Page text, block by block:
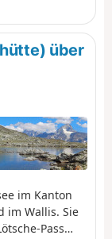
in die Stadt
zahlreiche
über
im Kanton
im Wallis. Sie
Pass